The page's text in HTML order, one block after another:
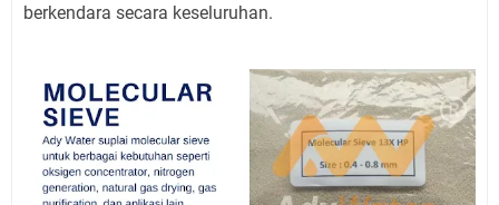
berkendara secara keseluruhan.